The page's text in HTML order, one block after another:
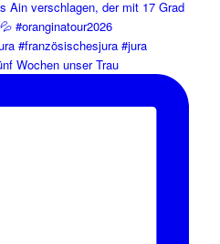
Wochen unser Trau